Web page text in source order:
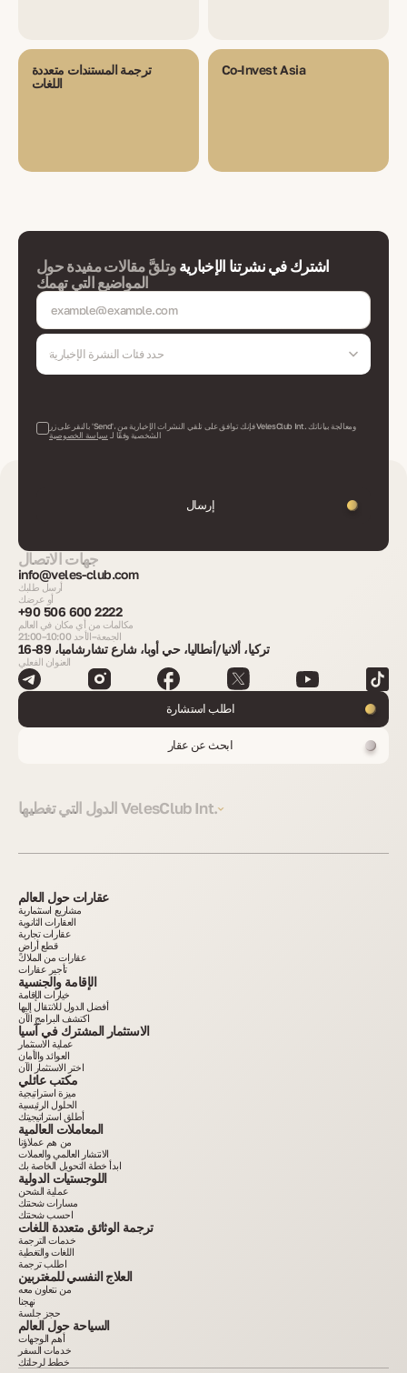
ترجمة المستندات متعددة
اللغات
Co-Invest Asia
اشترك في نشرتنا الإخباريةوتلقَّ مقالات مفيدة حول
المواضيع التي تهمك
حدد فئات النشرة الإخبارية
بالنقر على زر 'Send'، فإنك توافق على تلقي النشرات الإخبارية من VelesClub Int. ومعالجة بياناتك
الشخصية وفقًا لـ سياسة الخصوصية
إرسال
جهات الاتصال
info@veles-club.com
أرسل طلبك
أو عرضك
+90 506 600 2222
مكالمات من أي مكان في العالم
الجمعة–الأحد 10:00–21:00
تركيا، ألانيا/أنطاليا، حي أوبا، شارع تشارشامبا، 89-16
العنوان الفعلي
اطلب استشارة
ابحث عن عقار
الدول التي تغطيها VelesClub Int.
عقارات حول العالم
مشاريع استثمارية
العقارات الثانوية
عقارات تجارية
قطع أراضٍ
عقارات من الملاك
تأجير عقارات
الإقامة والجنسية
خيارات الإقامة
أفضل الدول للانتقال إليها
اكتشف البرامج الآن
الاستثمار المشترك في آسيا
عملية الاستثمار
العوائد والأمان
اختر الاستثمار الآن
مكتب عائلي
ميزة استراتيجية
الحلول الرئيسية
أطلق استراتيجيتك
المعاملات العالمية
من هم عملاؤنا
الانتشار العالمي والعملات
ابدأ خطة التحويل الخاصة بك
اللوجستيات الدولية
عملية الشحن
مسارات شحنتك
احسب شحنتك
ترجمة الوثائق متعددة اللغات
خدمات الترجمة
اللغات والتغطية
اطلب ترجمة
العلاج النفسي للمغتربين
من نتعاون معه
نهجنا
حجز جلسة
السياحة حول العالم
أهم الوجهات
خدمات السفر
خطط لرحلتك